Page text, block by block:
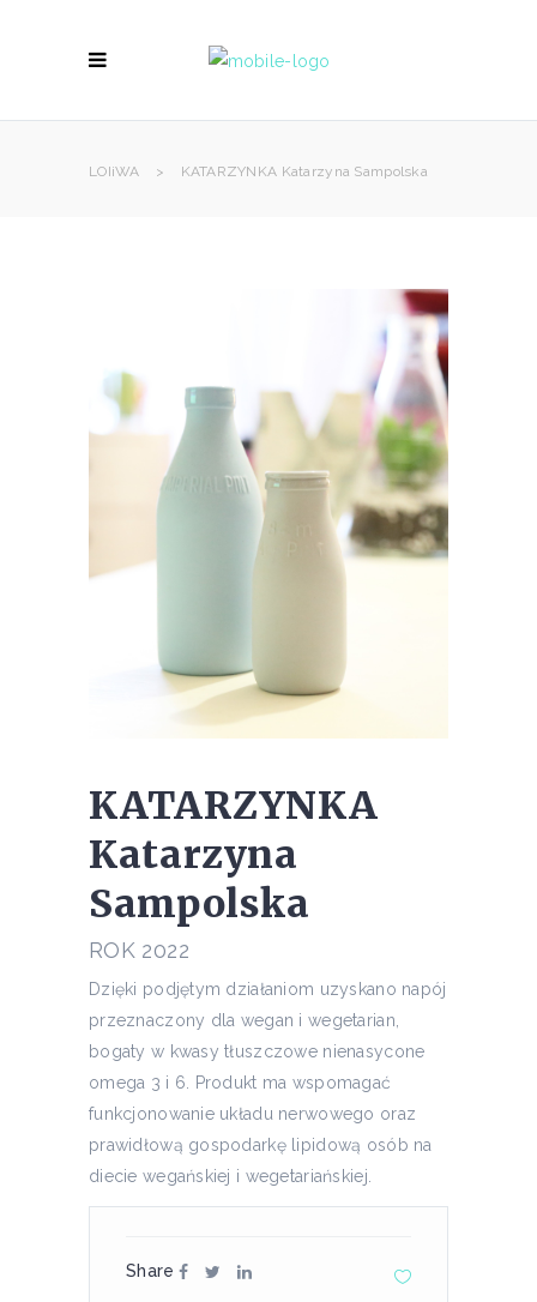
LOIiWA > KATARZYNKA Katarzyna Sampolska
KATARZYNKA
Katarzyna
Sampolska
ROK 2022
Dzięki podjętym działaniom uzyskano napój
przeznaczony dla wegan i wegetarian,
bogaty w kwasy tłuszczowe nienasycone
omega 3 i 6. Produkt ma wspomagać
funkcjonowanie układu nerwowego oraz
prawidłową gospodarkę lipidową osób na
diecie wegańskiej i wegetariańskiej.
Share